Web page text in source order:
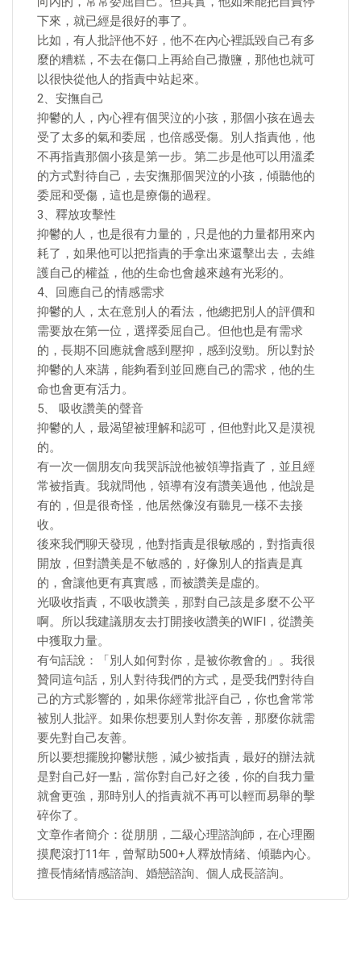
下來，就已經是很好的事了。
比如，有人批評他不好，他不在內心裡詆毀自己有多
麼的糟糕，不去在傷口上再給自己撒鹽，那他也就可
以很快從他人的指責中站起來。
2、安撫自己
抑鬱的人，內心裡有個哭泣的小孩，那個小孩在過去
受了太多的氣和委屈，也倍感受傷。別人指責他，他
不再指責那個小孩是第一步。第二步是他可以用溫柔
的方式對待自己，去安撫那個哭泣的小孩，傾聽他的
委屈和受傷，這也是療傷的過程。
3、釋放攻擊性
抑鬱的人，也是很有力量的，只是他的力量都用來內
耗了，如果他可以把指責的手拿出來還擊出去，去維
護自己的權益，他的生命也會越來越有光彩的。
4、回應自己的情感需求
抑鬱的人，太在意別人的看法，他總把別人的評價和
需要放在第一位，選擇委屈自己。但他也是有需求
的，長期不回應就會感到壓抑，感到沒勁。所以對於
抑鬱的人來講，能夠看到並回應自己的需求，他的生
命也會更有活力。
5、 吸收讚美的聲音
抑鬱的人，最渴望被理解和認可，但他對此又是漠視
的。
有一次一個朋友向我哭訴說他被領導指責了，並且經
常被指責。我就問他，領導有沒有讚美過他，他說是
有的，但是很奇怪，他居然像沒有聽見一樣不去接
收。
後來我們聊天發現，他對指責是很敏感的，對指責很
開放，但對讚美是不敏感的，好像別人的指責是真
的，會讓他更有真實感，而被讚美是虛的。
光吸收指責，不吸收讚美，那對自己該是多麼不公平
啊。所以我建議朋友去打開接收讚美的WIFI，從讚美
中獲取力量。
有句話說：「別人如何對你，是被你教會的」。我很
贊同這句話，別人對待我們的方式，是受我們對待自
己的方式影響的，如果你經常批評自己，你也會常常
被別人批評。如果你想要別人對你友善，那麼你就需
要先對自己友善。
所以要想擺脫抑鬱狀態，減少被指責，最好的辦法就
是對自己好一點，當你對自己好之後，你的自我力量
就會更強，那時別人的指責就不再可以輕而易舉的擊
碎你了。
文章作者簡介：從朋朋，二級心理諮詢師，在心理圈
摸爬滾打11年，曾幫助500+人釋放情緒、傾聽內心。
擅長情緒情感諮詢、婚戀諮詢、個人成長諮詢。